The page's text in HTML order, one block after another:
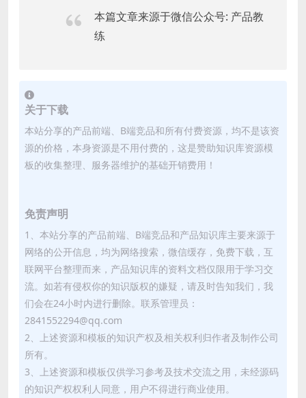
本篇文章来源于微信公众号: 产品教
练
关于下载
本站分享的产品前端、B端竞品和所有付费资源，均不是该资
源的价格，本身资源是不用付费的，这是赞助知识库资源模
板的收集整理、服务器维护的基础开销费用！
免责声明
1、本站分享的产品前端、B端竞品和产品知识库主要来源于
网络的公开信息，均为网络搜索，微信缓存，免费下载，互
联网平台整理而来，产品知识库的资料文档仅限用于学习交
流。如若有侵权你的知识版权的嫌疑，请及时告知我们，我
们会在24小时内进行删除。联系管理员：
2841552294@qq.com
2、上述资源和模板的知识产权及相关权利归作者及制作公司
所有。
3、上述资源和模板仅供学习参考及技术交流之用，未经源码
的知识产权权利人同意，用户不得进行商业使用。